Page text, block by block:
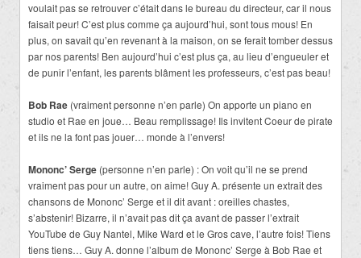
voulait pas se retrouver c’était dans le bureau du directeur, car il nous
faisait peur! C’est plus comme ça aujourd’hui, sont tous mous! En
plus, on savait qu’en revenant à la maison, on se ferait tomber dessus
par nos parents! Ben aujourd’hui c’est plus ça, au lieu d’engueuler et
de punir l’enfant, les parents blâment les professeurs, c’est pas beau!
Bob Rae (vraiment personne n’en parle) On apporte un piano en
studio et Rae en joue… Beau remplissage! Ils invitent Coeur de pirate
et ils ne la font pas jouer… monde à l’envers!
Mononc’ Serge (personne n’en parle) : On voit qu’il ne se prend
vraiment pas pour un autre, on aime! Guy A. présente un extrait des
chansons de Mononc’ Serge et il dit avant : oreilles chastes,
s’abstenir! Bizarre, il n’avait pas dit ça avant de passer l’extrait
YouTube de Guy Nantel, Mike Ward et le Gros cave, l’autre fois! Tiens
tiens tiens… Guy A. donne l’album de Mononc’ Serge à Bob Rae et